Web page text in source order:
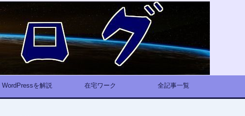
WordPressを解説 在宅ワーク 全記事一覧